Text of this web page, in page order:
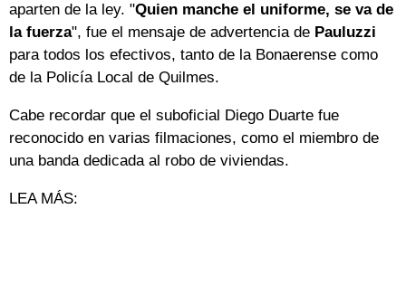
aparten de la ley. "Quien manche el uniforme, se va de
la fuerza", fue el mensaje de advertencia de Pauluzzi
para todos los efectivos, tanto de la Bonaerense como
de la Policía Local de Quilmes.
Cabe recordar que el suboficial Diego Duarte fue
reconocido en varias filmaciones, como el miembro de
una banda dedicada al robo de viviendas.
LEA MÁS: